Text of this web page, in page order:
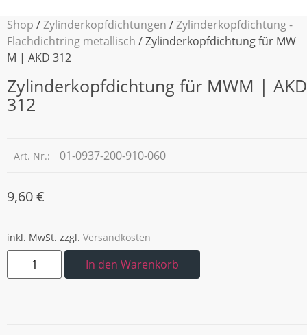
Shop /Zylinderkopfdichtungen /Zylinderkopfdichtung -
Flachdichtring metallisch / Zylinderkopfdichtung für MW
M | AKD 312
Zylinderkopfdichtung für MWM | AKD
312
Art. Nr.: 01-0937-200-910-060
9,60€
inkl. MwSt. zzgl. Versandkosten
In den Warenkorb